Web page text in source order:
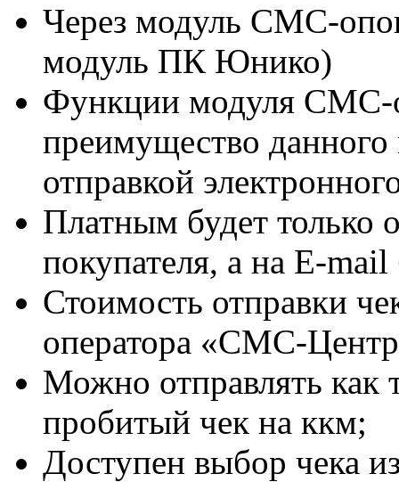
Через модуль СМС-
модуль ПК Юнико)
Функции модуля СМС-
преимущество
отправкой
Платным будет только
покупателя, а на E-mail
Стоимость отправки
оператора «СМС-
Можно отправлять как
пробитый чек на ккм;
Доступен выбор чека